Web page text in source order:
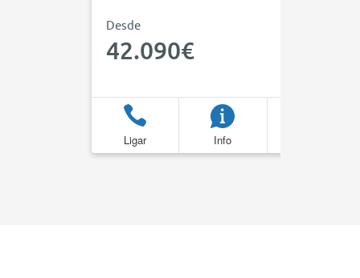
Desde
42.090€
Ligar Info